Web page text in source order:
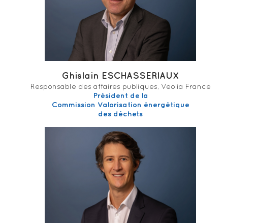
Ghislain ESCHASSERIAUX
Responsable des affaires publiques, Veolia France
Président de la
Commission Valorisation énergétique
des déchets